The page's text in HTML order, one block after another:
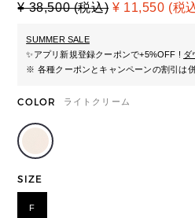
¥ 38,500 (税込) ¥ 11,550 (税
SUMMER SALE
✨アプリ新規登録クーポンで+5%OFF ! ダ
※ 各種クーポンとキャンペーンの割引は
COLOR ライトクリーム
SIZE
F